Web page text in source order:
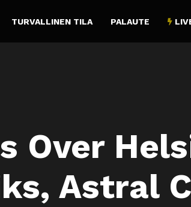
TURVALLINEN TILA PALAUTE 
Over
Astral